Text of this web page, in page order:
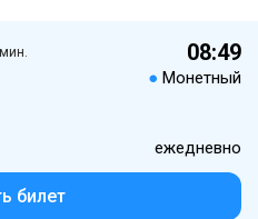
08:49
● Монетный
ежедневно
билет